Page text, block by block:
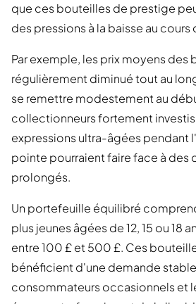
que ces bouteilles de prestige
des pressions à la baisse au
Par exemple, les prix moyens des
régulièrement diminué tout au
se remettre modestement au
collectionneurs fortement
expressions ultra-âgées pendant
pointe pourraient faire face à des
prolongés.
Un portefeuille équilibré
plus jeunes âgées de 12, 15 ou 18
entre 100 £ et 500 £. Ces
bénéficient d'une demande
consommateurs occasionnels et